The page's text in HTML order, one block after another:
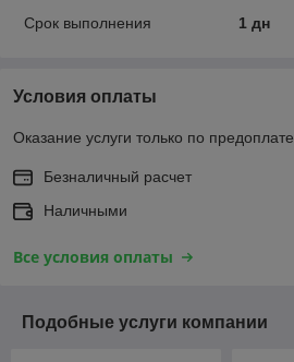
Срок выполнения
1 дн
Условия оплаты
Оказание услуги только по предоплате.
Безналичный расчет
Наличными
Все условия оплаты
Подобные услуги компании